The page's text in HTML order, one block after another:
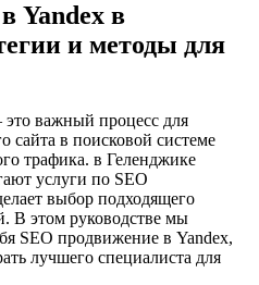
Yandex в
и методы для
важный процесс для
сайта в поисковой системе
трафика. в Геленджике
услуги по SEO
выбор подходящего
В этом руководстве мы
SEO продвижение в Yandex,
лучшего специалиста для